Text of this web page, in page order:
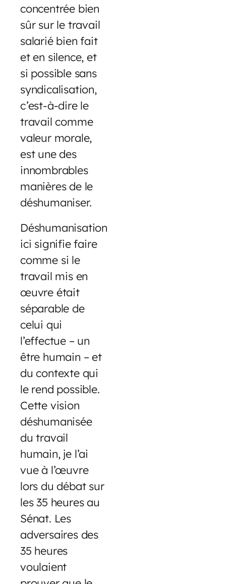
concentrée bien
sûr sur le travail
salarié bien fait
et en silence, et
si possible sans
syndicalisation,
c’est-à-dire le
travail comme
valeur morale,
est une des
innombrables
manières de le
déshumaniser.
Déshumanisation
ici signifie faire
comme si le
travail mis en
œuvre était
séparable de
celui qui
l’effectue – un
être humain – et
du contexte qui
le rend possible.
Cette vision
déshumanisée
du travail
humain, je l’ai
vue à l’œuvre
lors du débat sur
les 35 heures au
Sénat. Les
adversaires des
35 heures
voulaient